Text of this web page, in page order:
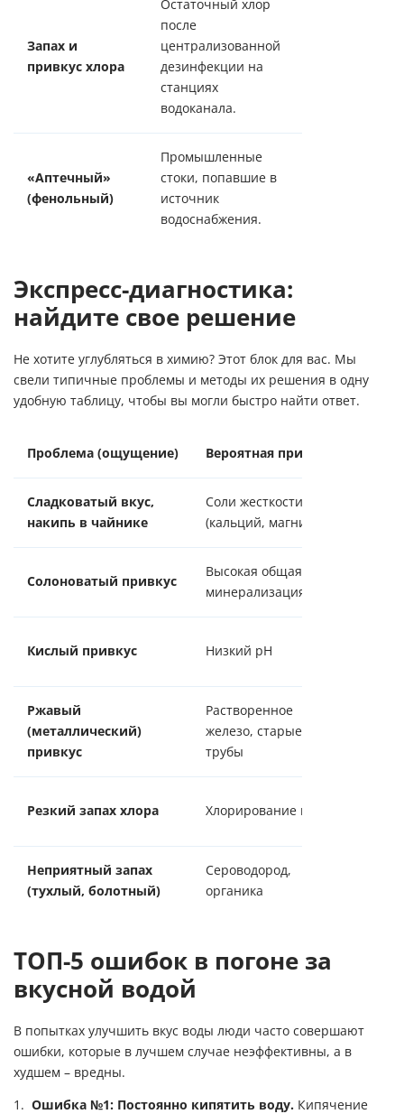
Запах и
привкус хлора
Остаточный хлор
после
централизованной
дезинфекции на
станциях
водоканала.
«Аптечный»
(фенольный)
Промышленные
стоки, попавшие в
источник
водоснабжения.
Экспресс-диагностика:
найдите свое решение
Не хотите углубляться в химию? Этот блок для вас. Мы
свели типичные проблемы и методы их решения в одну
удобную таблицу, чтобы вы могли быстро найти ответ.
Проблема (ощущение) Вероятная причина
Сладковатый вкус,
накипь в чайнике
Соли жесткости
(кальций, магний)
Солоноватый привкус
Высокая общая
минерализация
Кислый привкус Низкий pH
Ржавый
(металлический)
привкус
Растворенное
железо, старые
трубы
Резкий запах хлора Хлорирование воды
Неприятный запах
(тухлый, болотный)
Сероводород,
органика
ТОП-5 ошибок в погоне за
вкусной водой
В попытках улучшить вкус воды люди часто совершают
ошибки, которые в лучшем случае неэффективны, а в
худшем – вредны.
Ошибка №1: Постоянно кипятить воду. Кипячение